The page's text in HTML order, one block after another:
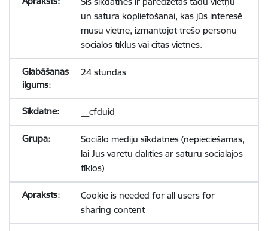
un satura koplietošanai, kas jūs interesē
mūsu vietnē, izmantojot trešo personu
sociālos tīklus vai citas vietnes.
24 stundas
__cfduid
Sociālo mediju sīkdatnes (nepieciešamas,
lai Jūs varētu dalīties ar saturu sociālajos
tīklos)
Cookie is needed for all users for
sharing content